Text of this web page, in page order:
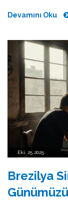
Devamını Oku
Eki, 25 2025
Brezilya